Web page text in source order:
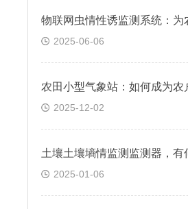
2025-06-06
2025-12-02
2025-01-06